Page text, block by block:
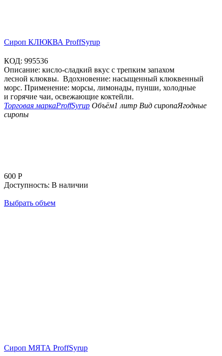
Сироп КЛЮКВА ProffSyrup
КОД: 995536
Описание: кисло-сладкий вкус с трепким запахом
лесной клюквы. Вдохновение: насыщенный клюквенный
морс. Применение: морсы, лимонады, пунши, холодные
и горячие чаи, освежающие коктейли.
Торговая маркаProffSyrup Объём1 литр Вид сиропаЯгодные
сиропы
600 Р
Доступность: В наличии
Выбрать объем
Сироп МЯТА ProffSyrup